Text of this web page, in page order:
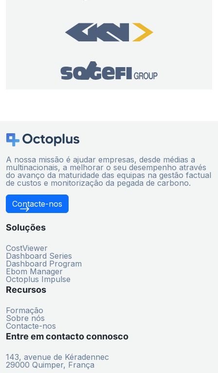
A nossa missão é ajudar empresas, desde médias a
multinacionais, a melhorar o seu desempenho através
do avanço da maturidade das equipas na gestão factual
de custos e monitorização da pegada de carbono.
Contacte-nos
Soluções
CostViewer
Dashboard Series
Dashboard Program
Ebom Manager
Octoplus Impulse
Recursos
Formação
Sobre nós
Contacte-nos
Entre em contacto connosco
143, avenue de Kéradennec
29000 Quimper, França